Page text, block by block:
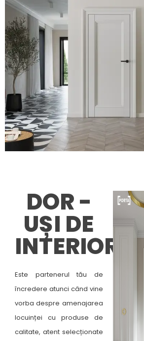
DOR -
UȘI DE
INTERIOR
Este partenerul tău de
încredere atunci când vine
vorba despre amenajarea
locuinței cu produse de
calitate, atent selecționate